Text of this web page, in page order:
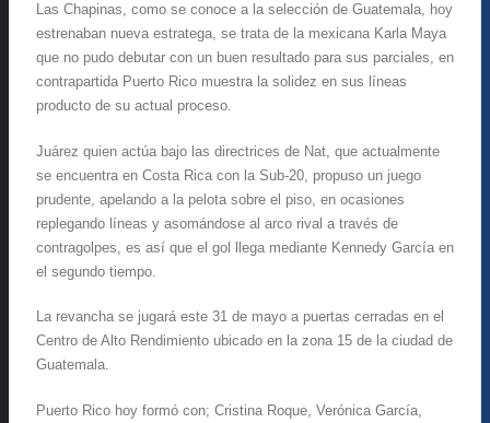
Las Chapinas, como se conoce a la selección de Guatemala, hoy
estrenaban nueva estratega, se trata de la mexicana Karla Maya
que no pudo debutar con un buen resultado para sus parciales, en
contrapartida Puerto Rico muestra la solidez en sus líneas
producto de su actual proceso.
Juárez quien actúa bajo las directrices de Nat, que actualmente
se encuentra en Costa Rica con la Sub-20, propuso un juego
prudente, apelando a la pelota sobre el piso, en ocasiones
replegando líneas y asomándose al arco rival a través de
contragolpes, es así que el gol llega mediante Kennedy García en
el segundo tiempo.
La revancha se jugará este 31 de mayo a puertas cerradas en el
Centro de Alto Rendimiento ubicado en la zona 15 de la ciudad de
Guatemala.
Puerto Rico hoy formó con; Cristina Roque, Verónica García,